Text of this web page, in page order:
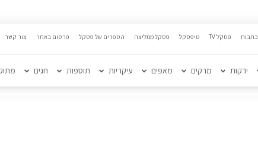
כתבות פסקל TV טיפסקל פסקל ממליצה הספרים של פסקל פרסום באתר צור קשר
ירקות מרקים מאפים עיקריות תוספות חגים